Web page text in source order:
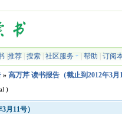
| 推荐| 搜索| 社区服务 帮助 订阅
» 高万芹 读书报告（截止到2012年3月
)
月11号）